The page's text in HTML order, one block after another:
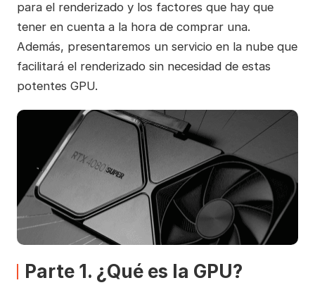
para el renderizado y los factores que hay que
tener en cuenta a la hora de comprar una.
Además, presentaremos un servicio en la nube que
facilitará el renderizado sin necesidad de estas
potentes GPU.
Parte 1. ¿Qué es la GPU?